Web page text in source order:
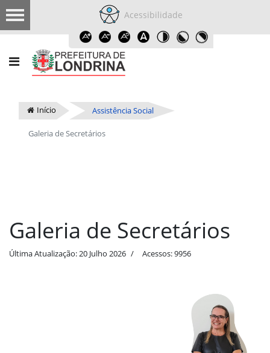
Acessibilidade
Início Assistência Social
Galeria de Secretários
Galeria de Secretários
Última Atualização: 20 Julho 2026 Acessos: 9956